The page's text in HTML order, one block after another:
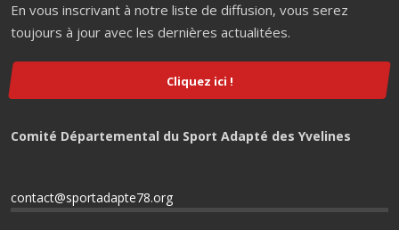
En vous inscrivant à notre liste de diffusion, vous serez
toujours à jour avec les dernières actualitées.
Cliquez ici !
Comité Départemental du Sport Adapté des Yvelines
contact@sportadapte78.org